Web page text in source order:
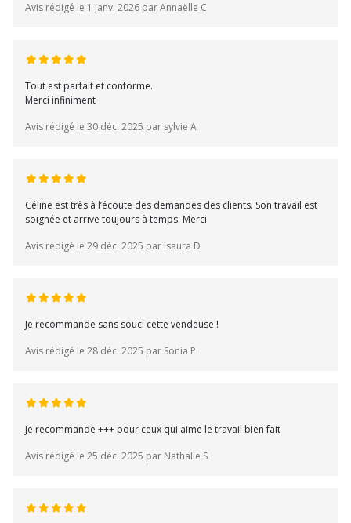
Avis rédigé le 1 janv. 2026 par Annaëlle C
Tout est parfait et conforme.
Merci infiniment
Avis rédigé le 30 déc. 2025 par sylvie A
Céline est très à l’écoute des demandes des clients. Son travail est
soignée et arrive toujours à temps. Merci
Avis rédigé le 29 déc. 2025 par Isaura D
Je recommande sans souci cette vendeuse !
Avis rédigé le 28 déc. 2025 par Sonia P
Je recommande +++ pour ceux qui aime le travail bien fait
Avis rédigé le 25 déc. 2025 par Nathalie S